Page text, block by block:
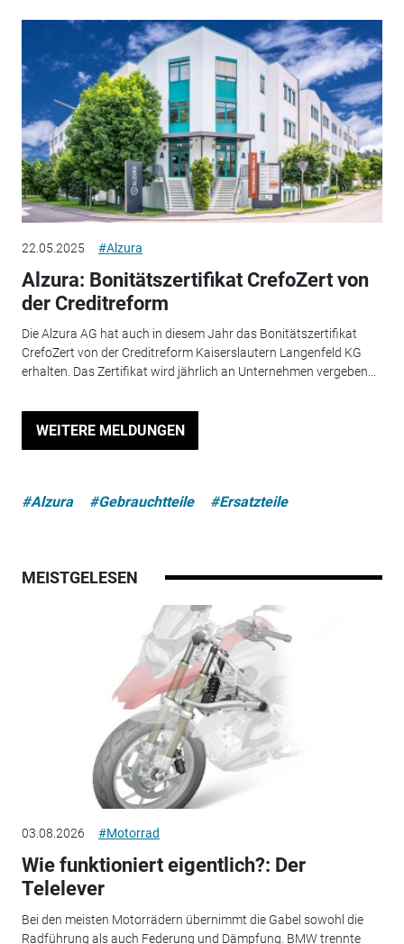
22.05.2025 #Alzura
Alzura: Bonitätszertifikat CrefoZert von
der Creditreform
Die Alzura AG hat auch in diesem Jahr das Bonitätszertifikat
CrefoZert von der Creditreform Kaiserslautern Langenfeld KG
erhalten. Das Zertifikat wird jährlich an Unternehmen vergeben...
WEITERE MELDUNGEN
#Alzura #Gebrauchtteile #Ersatzteile
MEISTGELESEN
03.08.2026 #Motorrad
Wie funktioniert eigentlich?: Der
Telelever
Bei den meisten Motorrädern übernimmt die Gabel sowohl die
Radführung als auch Federung und Dämpfung. BMW trennte